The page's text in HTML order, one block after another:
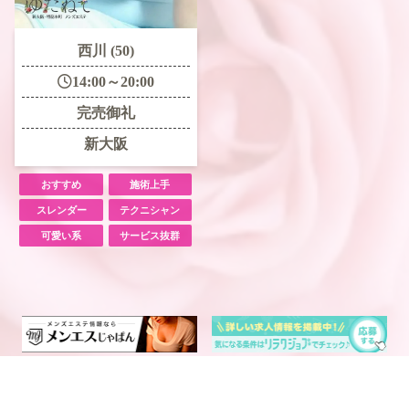
西川 (50)
14:00～20:00
完売御礼
新大阪
おすすめ 施術上手
スレンダー テクニシャン
可愛い系 サービス抜群